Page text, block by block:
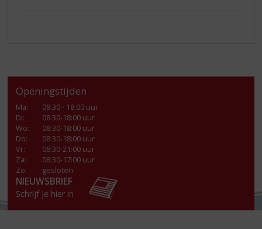
Openingstijden
Ma:
08.30 - 18.00 uur
Di:
08:30-18:00 uur
Wo:
08:30-18:00 uur
Do:
08:30-18:00 uur
Vr:
08:30-21:00 uur
Za:
08:30-17:00 uur
Zo:
gesloten
NIEUWSBRIEF
Schrijf je hier in